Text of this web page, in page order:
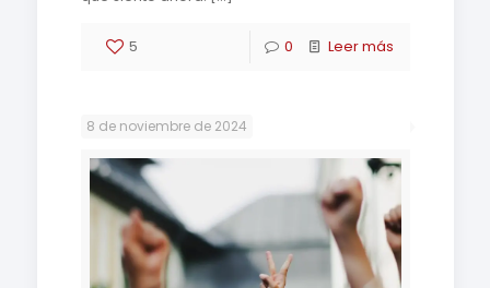
5 0 Leer más
8 de noviembre de 2024